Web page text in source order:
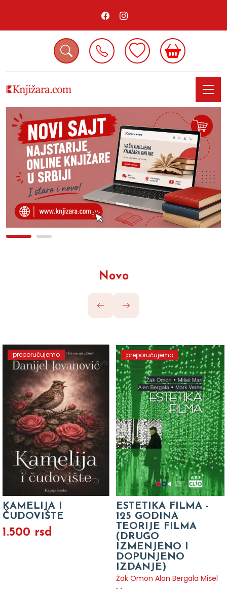
Novo
preporučujemo
KAMELIJA I
ČUDOVIŠTE
1.500 rsd
preporučujemo
ESTETIKA FILMA -
125 GODINA
TEORIJE FILMA
(DRUGO
IZMENJENO I
DOPUNJENO
IZDANJE)
Žak Omon Alan Bergala Mišel